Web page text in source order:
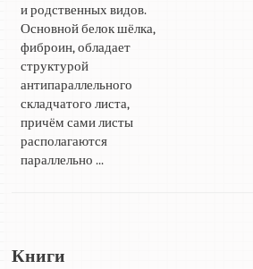
и родственных видов.
Основной белок шёлка,
фиброин, обладает
структурой
антипараллельного
складчатого листа,
причём сами листы
располагаются
параллельно ...
Книги